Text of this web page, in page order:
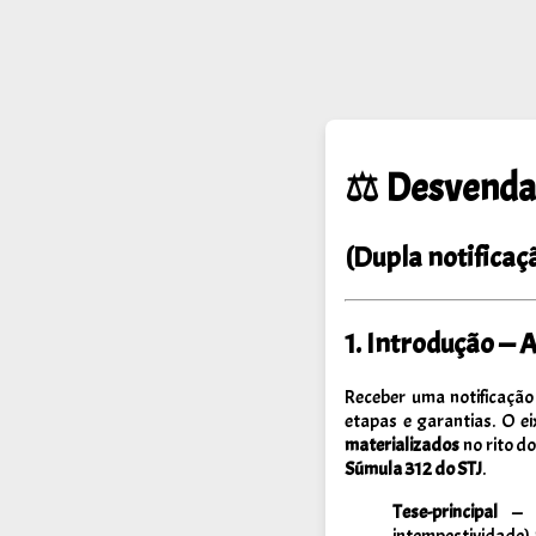
⚖️
(Dupla
1. Introdução —
Receber uma
etapas e garantias. O
materializadosno rito
Súmula 312 do STJ.
Tese-principal